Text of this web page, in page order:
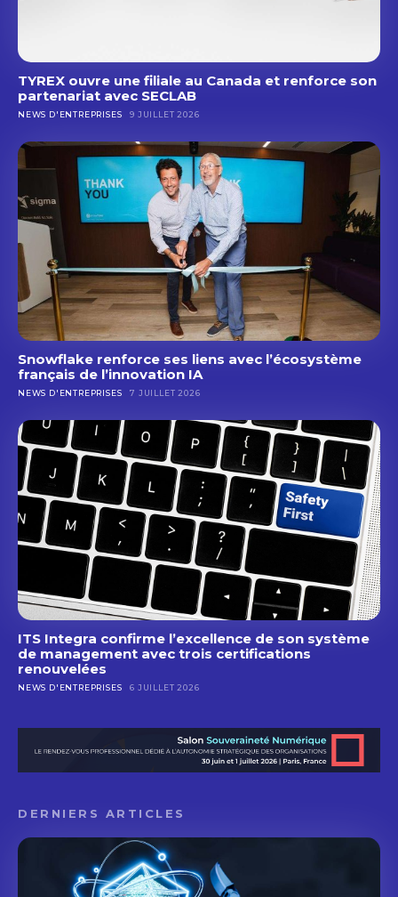
TYREX ouvre une filiale au Canada et renforce son
partenariat avec SECLAB
NEWS D'ENTREPRISES 9 JUILLET 2026
Snowflake renforce ses liens avec l’écosystème
français de l’innovation IA
NEWS D'ENTREPRISES 7 JUILLET 2026
ITS Integra confirme l’excellence de son système
de management avec trois certifications
renouvelées
NEWS D'ENTREPRISES 6 JUILLET 2026
DERNIERS ARTICLES